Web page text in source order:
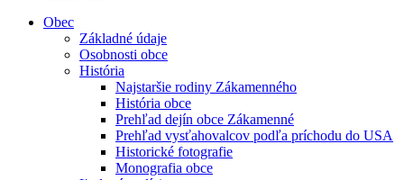
Obec
Základné údaje
Osobnosti obce
História
Najstaršie rodiny Zákamenného
História obce
Prehľad dejín obce Zákamenné
Prehľad vysťahovalcov podľa príchodu do USA
Historické fotografie
Monografia obce